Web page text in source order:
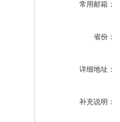
常用邮箱：
省份：
详细地址：
补充说明：